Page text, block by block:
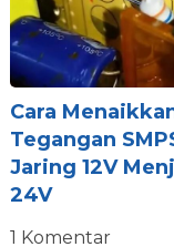
Cara
Tegangan
Jaring 12V
24V
1 Komentar